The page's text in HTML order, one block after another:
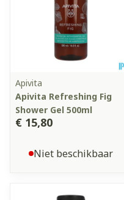
Apivita
Apivita Refreshing Fig
Shower Gel 500ml
€ 15,80
Niet beschikbaar